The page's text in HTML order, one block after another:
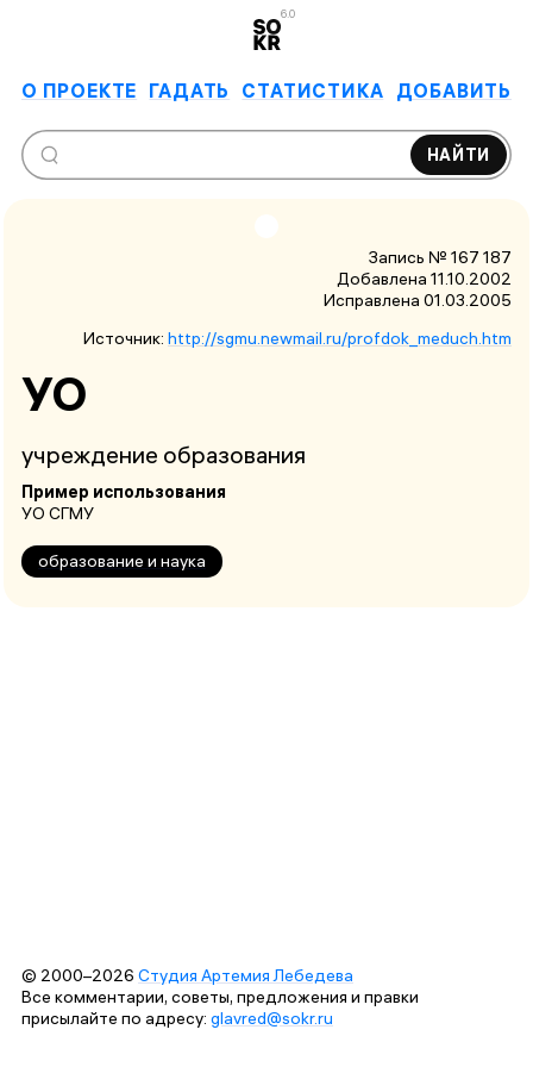
6.0
О ПРОЕКТЕ ГАДАТЬ СТАТИСТИКА ДОБАВИТЬ
НАЙТИ
Запись № 167 187
Добавлена 11.10.2002
Исправлена 01.03.2005
Источник: http://sgmu.newmail.ru/profdok_meduch.htm
УО
учреждение образования
Пример использования
УО СГМУ
образование и наука
© 2000–2026 Студия Артемия Лебедева
Все комментарии, советы, предложения и правки
присылайте по адресу: glavred@sokr.ru